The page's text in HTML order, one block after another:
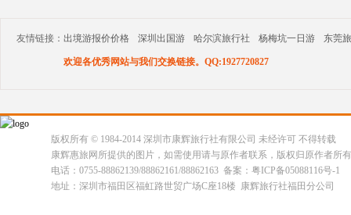
友情链接： 出境游报价价格 深圳出国游 哈尔滨旅行社 杨梅坑一日游 东莞
欢迎各优秀网站与我们交换链接。QQ:1927720827
版权所有 © 1984-2014 深圳市康辉旅行社有限公司 未经许可 不得转载
康辉惠旅网所提供的图片，如需使用请与原作者联系，版权归原作者所
电话：0755-88862139/88862161/88862163 备案：粤ICP备05088116号-1
地址：深圳市福田区福虹路世贸广场C座18楼 康辉旅行社福田分公司